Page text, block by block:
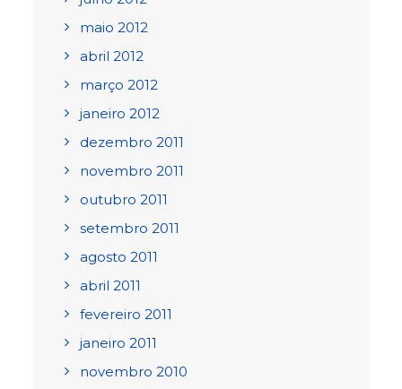
maio 2012
abril 2012
março 2012
janeiro 2012
dezembro 2011
novembro 2011
outubro 2011
setembro 2011
agosto 2011
abril 2011
fevereiro 2011
janeiro 2011
novembro 2010